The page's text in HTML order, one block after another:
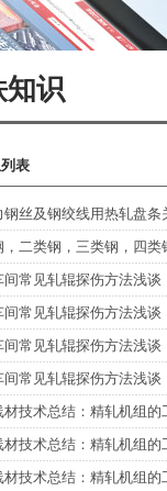
知识
表
钢丝及钢绞线用热轧盘条
，二类钢，三类钢，四类
间常见轧辊探伤方法浅谈
间常见轧辊探伤方法浅谈
间常见轧辊探伤方法浅谈
间常见轧辊探伤方法浅谈
材技术总结：精轧机组的
材技术总结：精轧机组的
材技术总结：精轧机组的